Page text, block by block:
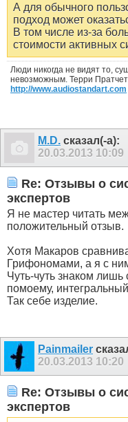
А для обычного
подход может
В том числе из-за
стоимости активных
Люди никогда не видят то,
невозможным. Терри
http://www.audiostandart.com
M.D. сказал(-а):
20.03.2013 10:09
Re: Отзывы о
экспертов
Я не мастер читать
положительный отзыв.
Хотя Макаров
Грифономами, а я с
Чуть-чуть знаком
помоему,
Так себе изделие.
Painmailer
20.03.2013 10:20
Re: Отзывы о
экспертов